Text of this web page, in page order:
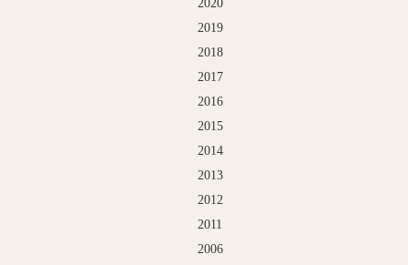
2020
2019
2018
2017
2016
2015
2014
2013
2012
2011
2006